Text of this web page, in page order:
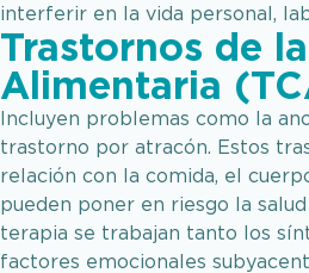
interferir en la vida personal,
Trastornos de
Alimentaria
Incluyen problemas como la
trastorno por atracón. Estos
relación con la comida, el
pueden poner en riesgo la
terapia se trabajan tanto los
factores emocionales